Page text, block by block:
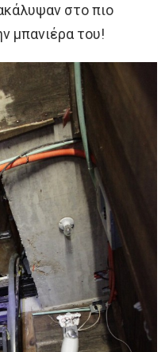
στο πιο
μπανιέρα του!